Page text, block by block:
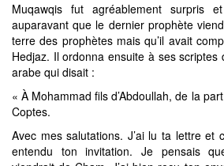
Muqawqis fut agréablement surpris
auparavant que le dernier prophète
terre des prophètes mais qu’il avait
Hedjaz. Il ordonna ensuite à ses
arabe qui disait :
« À Mohammad fils d’Abdoullah, de la
Coptes.
Avec mes salutations. J’ai lu ta lettre et
entendu ton invitation. Je pensais